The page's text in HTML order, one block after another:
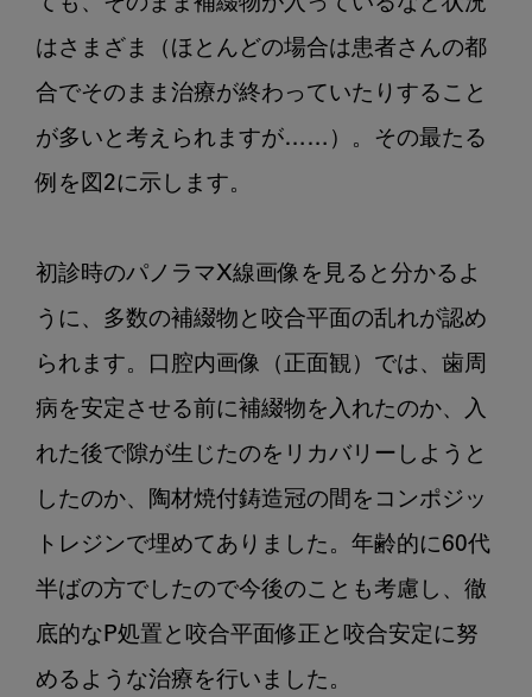
はさまざま（ほとんどの場合は患者さんの都
合でそのまま治療が終わっていたりすること
が多いと考えられますが……）。その最たる
例を図2に示します。
初診時のパノラマX線画像を見ると分かるよ
うに、多数の補綴物と咬合平面の乱れが認め
られます。口腔内画像（正面観）では、歯周
病を安定させる前に補綴物を入れたのか、入
れた後で隙が生じたのをリカバリーしようと
したのか、陶材焼付鋳造冠の間をコンポジッ
トレジンで埋めてありました。年齢的に60代
半ばの方でしたので今後のことも考慮し、徹
底的なP処置と咬合平面修正と咬合安定に努
めるような治療を行いました。